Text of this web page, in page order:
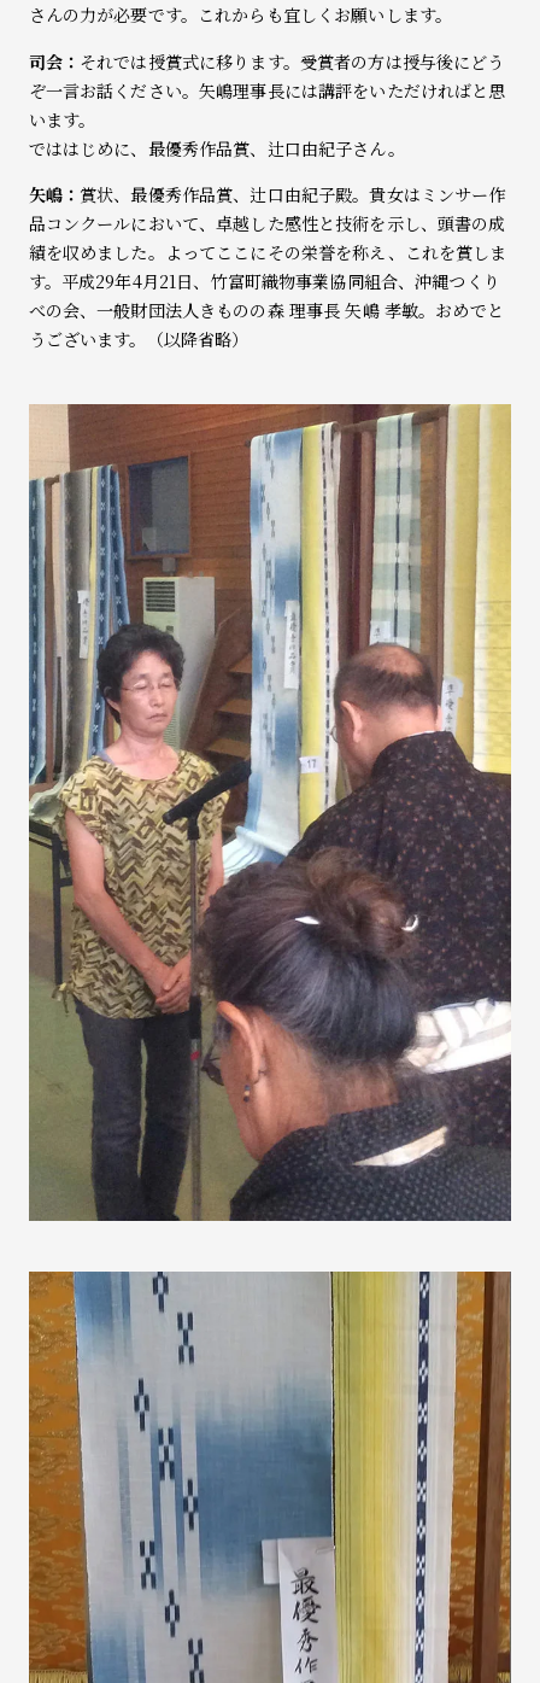
さんの力が必要です。これからも宜しくお願いします。
司会： それでは授賞式に移ります。受賞者の方は授与後にどう
ぞ一言お話ください。矢嶋理事長には講評をいただければと思
います。
でははじめに、最優秀作品賞、辻口由紀子さん。
矢嶋： 賞状、最優秀作品賞、辻口由紀子殿。貴女はミンサー作
品コンクールにおいて、卓越した感性と技術を示し、頭書の成
績を収めました。よってここにその栄誉を称え、これを賞しま
す。平成29年4月21日、竹富町織物事業協同組合、沖縄つくり
べの会、一般財団法人きものの森 理事長 矢嶋 孝敏。おめでと
うございます。（以降省略）